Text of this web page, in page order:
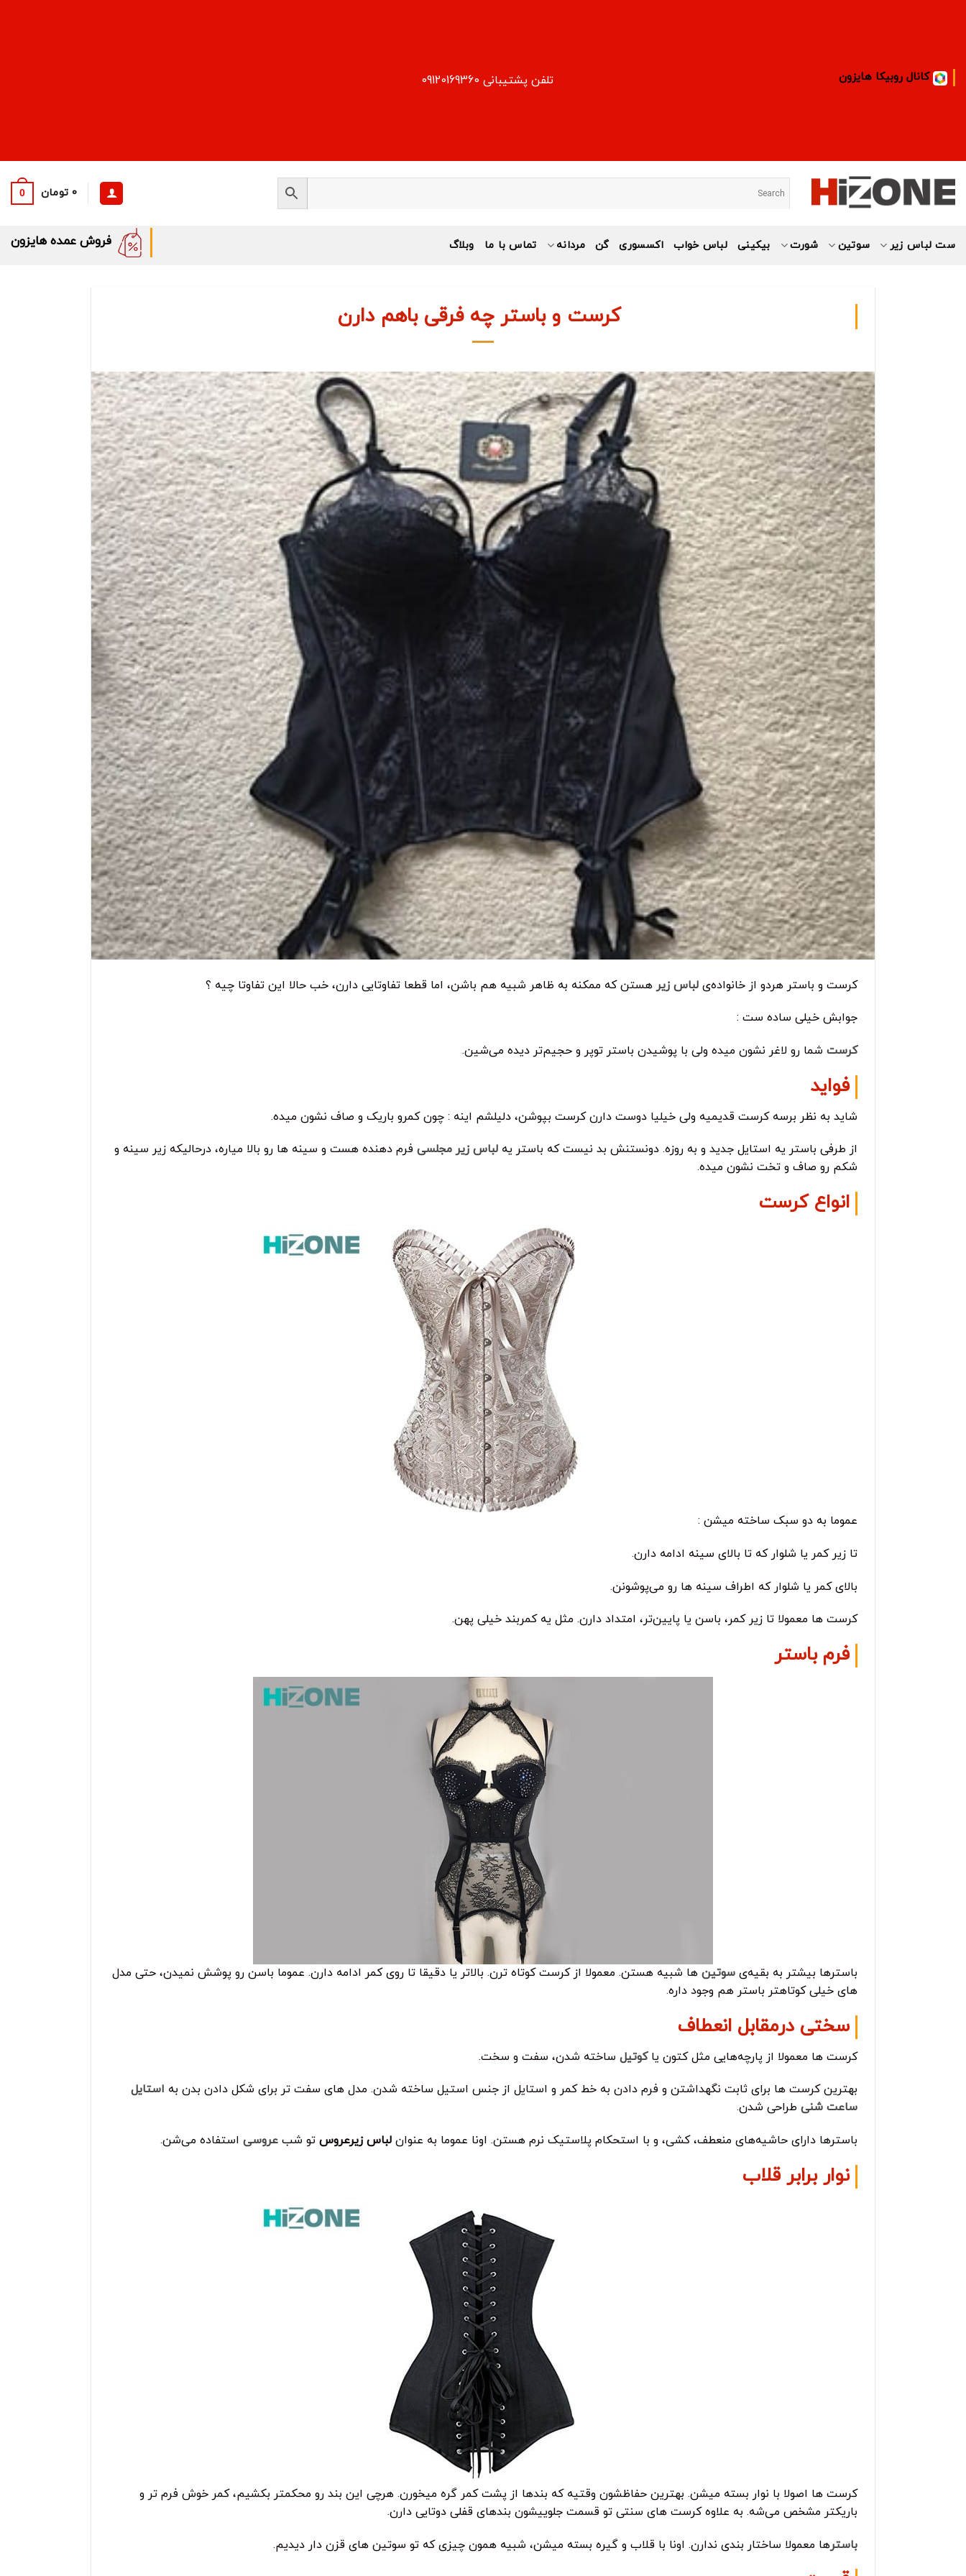
کانال روبیکا هایزون تلفن پشتیبانی 09120169360
0 تومان 0
ست لباس زیر سوتین شورت بیکینی لباس خواب اکسسوری گن مردانه تماس با ما وبلاگ فروش عمده هایزون
کرست و باستر چه فرقی باهم دارن
کرست و باستر هردو از خانواده‌ی لباس زیر هستن که ممکنه به ظاهر شبیه هم باشن، اما قطعا تفاوتایی دارن، خب حالا این تفاوتا چیه ؟
جوابش خیلی ساده‌ ست :
کرست شما رو لاغر نشون میده ولی با پوشیدن باستر توپر و حجیم‌تر دیده می‌شین.
فواید
شاید به نظر برسه کرست قدیمیه ولی خیلیا دوست دارن کرست بپوشن، دلیلشم اینه : چون کمرو باریک و صاف نشون میده.
از طرفی باستر یه استایل جدید و به روزه. دونستنش بد نیست که باستر یه لباس زیر مجلسی فرم دهنده هست و سینه ها رو بالا میاره، درحالیکه زیر سینه و
شکم رو صاف و تخت نشون میده.
انواع کرست
عموما به دو سبک ساخته میشن :
تا زیر کمر یا شلوار که تا بالای سینه ادامه دارن.
بالای کمر یا شلوار که اطراف سینه ها رو می‌پوشونن.
کرست ها معمولا تا زیر کمر، باسن یا پایین‌تر، امتداد دارن. مثل یه کمربند خیلی پهن.
فرم باستر
باسترها بیشتر به بقیه‌ی سوتین ها شبیه هستن. معمولا از کرست کوتاه ترن. بالاتر یا دقیقا تا روی کمر ادامه دارن. عموما باسن رو پوشش نمیدن، حتی مدل
های خیلی کوتاهتر باستر هم وجود داره.
سختی درمقابل انعطاف
کرست ها معمولا از پارچه‌هایی مثل کتون یاکوتیل ساخته شدن، سفت و سخت.
بهترین کرست ها برای ثابت نگهداشتن و فرم دادن به خط کمر و استایل از جنس استیل ساخته شدن. مدل های سفت تر برای شکل دادن بدن به استایل
ساعت شنی طراحی شدن.
باسترها دارای حاشیه‌های منعطف، کشی، و با استحکام پلاستیک نرم هستن. اونا عموما به عنوان لباس زیرعروس تو شب عروسی استفاده می‌شن.
نوار برابر قلاب
کرست ها اصولا با نوار بسته میشن. بهترین حفاظشون وقتیه که بندها از پشت کمر گره میخورن. هرچی این بند رو محکمتر بکشیم، کمر خوش فرم تر و
باریکتر مشخص می‌شه. به علاوه کرست های سنتی تو قسمت جلوییشون بندهای قفلی دوتایی دارن.
باسترها معمولا ساختار بندی ندارن. اونا با قلاب و گیره بسته میشن، شبیه همون چیزی که تو سوتین های قزن دار دیدیم.